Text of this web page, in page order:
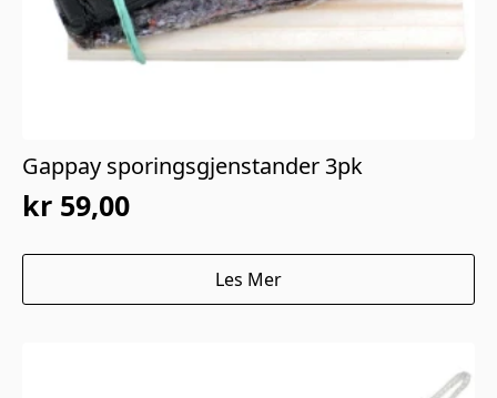
Gappay sporingsgjenstander 3pk
kr 59,00
Les Mer